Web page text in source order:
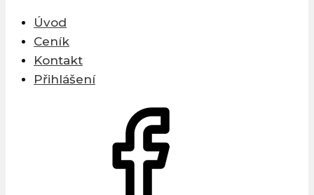
Úvod
Ceník
Kontakt
Přihlášení